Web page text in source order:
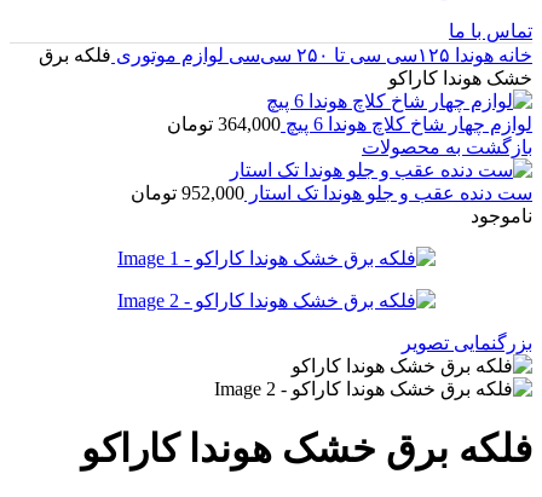
تماس با ما
خانه هوندا ۱۲۵سی سی تا ۲۵۰ سی‌سی لوازم موتوری فلکه برق
خشک هوندا کاراکو
لوازم چهار شاخ کلاچ هوندا 6 پیچ 364,000 تومان
بازگشت به محصولات
ست دنده عقب و جلو هوندا تک استار 952,000 تومان
ناموجود
بزرگنمایی تصویر
فلکه برق خشک هوندا کاراکو